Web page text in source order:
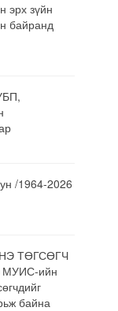
эрх зүйн
байранд
/1964-2026
ТӨГСӨГЧ
МУИС-ийн
байна